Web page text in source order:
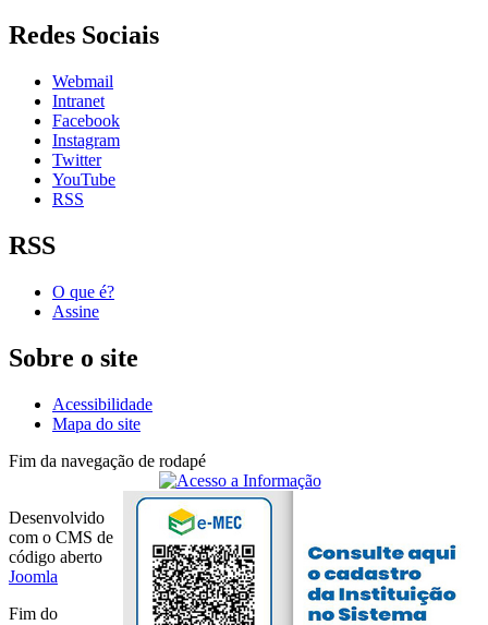
Redes Sociais
Webmail
Intranet
Facebook
Instagram
Twitter
YouTube
RSS
RSS
O que é?
Assine
Sobre o site
Acessibilidade
Mapa do site
Fim da navegação de rodapé
Desenvolvido
com o CMS de
código aberto
Joomla
Fim do